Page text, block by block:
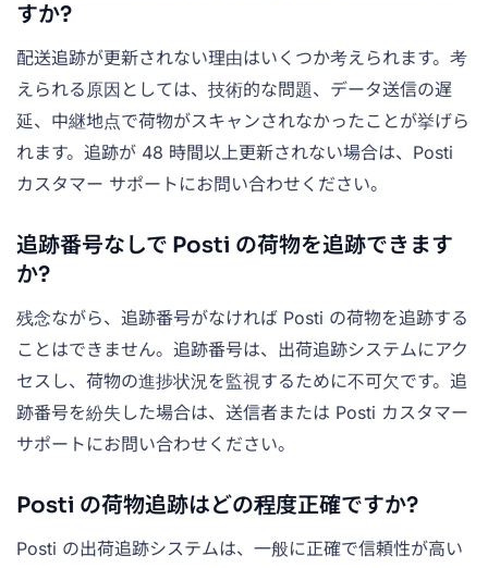
すか?
配送追跡が更新されない理由はいくつか考えられます。考
えられる原因としては、技術的な問題、データ送信の遅
延、中継地点で荷物がスキャンされなかったことが挙げら
れます。追跡が 48 時間以上更新されない場合は、Posti
カスタマー サポートにお問い合わせください。
追跡番号なしで Posti の荷物を追跡できます
か?
残念ながら、追跡番号がなければ Posti の荷物を追跡する
ことはできません。追跡番号は、出荷追跡システムにアク
セスし、荷物の進捗状況を監視するために不可欠です。追
跡番号を紛失した場合は、送信者または Posti カスタマー
サポートにお問い合わせください。
Posti の荷物追跡はどの程度正確ですか?
Posti の出荷追跡システムは、一般に正確で信頼性が高い